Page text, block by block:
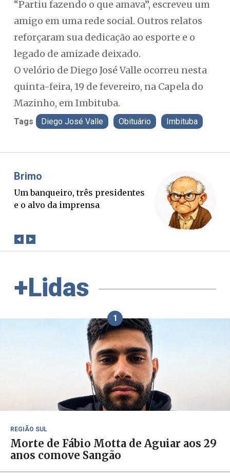
“Partiu fazendo o que amava”, escreveu um
amigo em uma rede social. Outros relatos
reforçaram sua dedicação ao esporte e o
legado de amizade deixado.
O velório de Diego José Valle ocorreu nesta
quinta-feira, 19 de fevereiro, na Capela do
Mazinho, em Imbituba.
Tags Diego José Valle Obituário Imbituba
Misael Elias
O Boato corre mais rápido que a
verdade. Mas quem paga a
+Lidas
1
REGIÃO SUL
Morte de Fábio Motta de Aguiar aos 29
anos comove Sangão